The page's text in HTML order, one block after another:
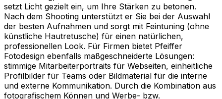
setzt Licht gezielt ein, um Ihre Stärken zu betonen.
Nach dem Shooting unterstützt er Sie bei der Auswahl
der besten Aufnahmen und sorgt mit Feintuning (ohne
künstliche Hautretusche) für einen natürlichen,
professionellen Look. Für Firmen bietet Pfeiffer
Fotodesign ebenfalls maßgeschneiderte Lösungen:
stimmige Mitarbeiterportraits für Webseiten, einheitliche
Profilbilder für Teams oder Bildmaterial für die interne
und externe Kommunikation. Durch die Kombination aus
fotografischem Können und Werbe- bzw.